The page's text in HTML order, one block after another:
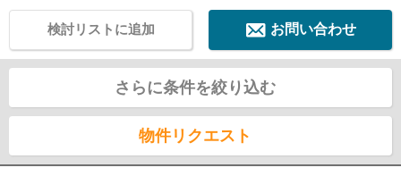
お問い合わせ
検討リストに追加
さらに条件を絞り込む
物件リクエスト